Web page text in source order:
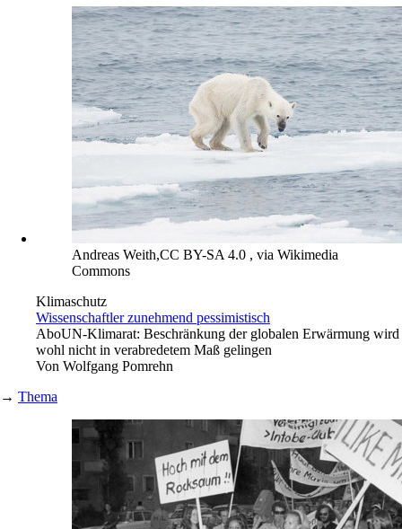
Andreas Weith,CC BY-SA 4.0 , via Wikimedia
Commons
Klimaschutz
Wissenschaftler zunehmend pessimistisch
AboUN-Klimarat: Beschränkung der globalen Erwärmung wird
wohl nicht in verabredetem Maß gelingen
Von Wolfgang Pomrehn
→ Thema